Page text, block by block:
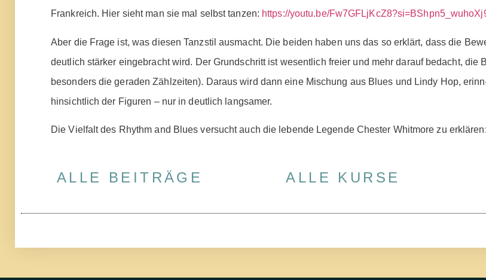
Frankreich. Hier sieht man sie mal selbst tanzen: https://youtu.be/
Aber die Frage ist, was diesen Tanzstil ausmacht. Die beiden haben uns das so erklärt, dass die
deutlich stärker eingebracht wird. Der Grundschritt ist wesentlich freier und mehr darauf bedacht, die
besonders die geraden Zählzeiten). Daraus wird dann eine Mischung aus Blues und Lindy Hop,
hinsichtlich der Figuren – nur in deutlich langsamer.
Die Vielfalt des Rhythm and Blues versucht auch die lebende Legende Chester Whitmore zu erklären:
ALLE BEITRÄGE ALLE KURSE